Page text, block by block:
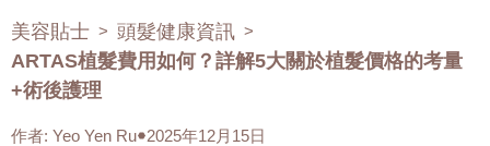
美容貼士 > 頭髮健康資訊 >
ARTAS植髮費用如何？詳解5大關於植髮價格的考量
+術後護理
作者: Yeo Yen Ru 2025年12月15日